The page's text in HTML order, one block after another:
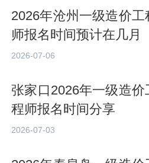
2026年沧州一级造价工
师报名时间预计在几月
2026-07-06
张家口2026年一级造价
程师报名时间分享
2026-07-03